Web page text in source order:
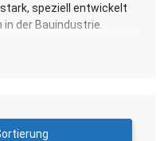
speziell entwickelt
der Bauindustrie.